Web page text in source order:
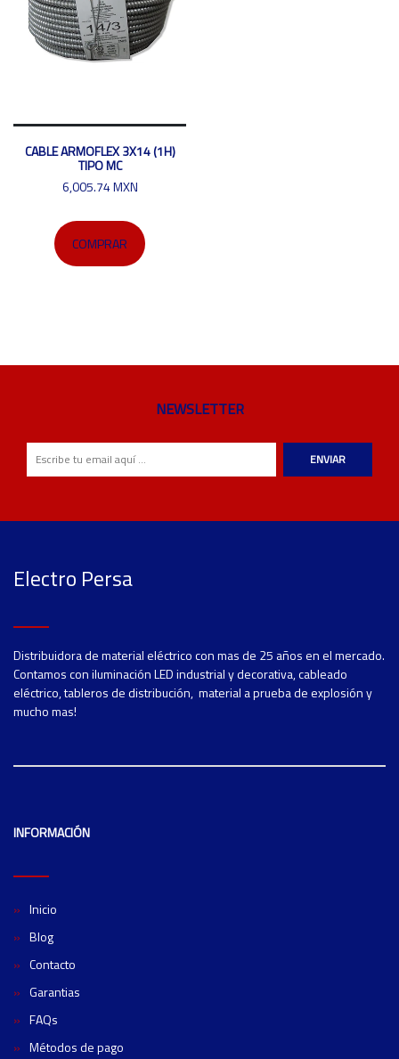
CABLE ARMOFLEX 3X14 (1H)
TIPO MC
6,005.74 MXN
COMPRAR
NEWSLETTER
ENVIAR
Electro Persa
Distribuidora de material eléctrico con mas de 25 años en el mercado.
Contamos con iluminación LED industrial y decorativa, cableado
eléctrico, tableros de distribución, material a prueba de explosión y
mucho mas!
INFORMACIÓN
Inicio
Blog
Contacto
Garantias
FAQs
Métodos de pago